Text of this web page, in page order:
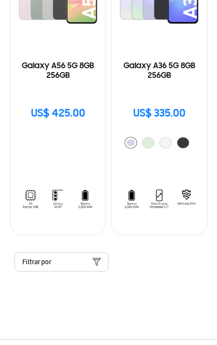
Galaxy A56 5G 8GB
256GB
US$ 425.00
Galaxy A36 5G 8GB
256GB
US$ 335.00
Filtrar por